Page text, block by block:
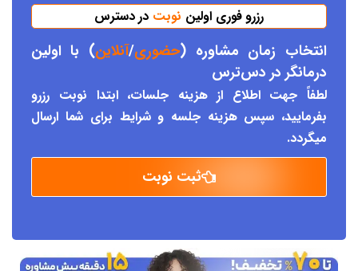
رزرو فوری اولین نوبت در دسترس
انتخاب زمان مشاوره (حضوری/آنلاین) با اولین
درمانگر در دسترس
لطفاً جهت اطلاع از هزینه جلسات، ابتدا نوبت رزرو
بفرمایید، سپس هزینه جلسه و شرایط برای شما ارسال
میگردد.
ثبت نوبت